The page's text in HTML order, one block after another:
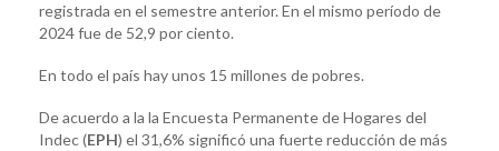
registrada en el semestre anterior. En el mismo período de
2024 fue de 52,9 por ciento.
En todo el país hay unos 15 millones de pobres.
De acuerdo a la la Encuesta Permanente de Hogares del
Indec (EPH) el 31,6% significó una fuerte reducción de más